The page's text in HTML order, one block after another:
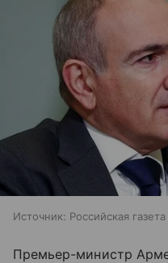
Источник: Российская газета
Премьер-министр